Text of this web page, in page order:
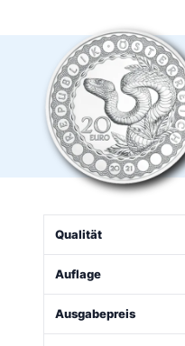
Qualität